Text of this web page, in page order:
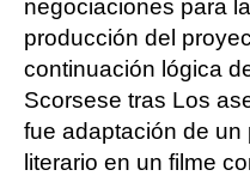
negociaciones para
producción del
continuación lógica
Scorsese tras Los
fue adaptación de un
literario en un filme